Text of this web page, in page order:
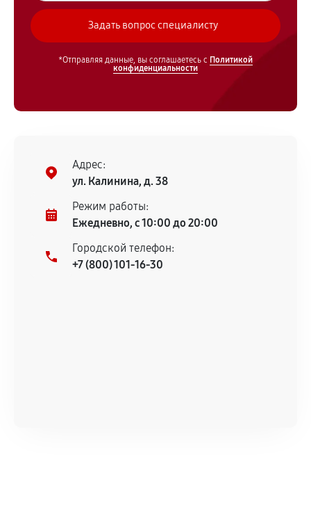
*Отправляя данные, вы соглашаетесь с Политикой
конфиденциальности
Адрес:
ул. Калинина, д. 38
Режим работы:
Ежедневно, с 10:00 до 20:00
Городской телефон:
+7 (800) 101-16-30